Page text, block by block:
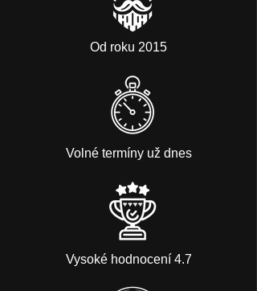
Od roku 2015
Volné termíny už dnes
Vysoké hodnocení 4.7